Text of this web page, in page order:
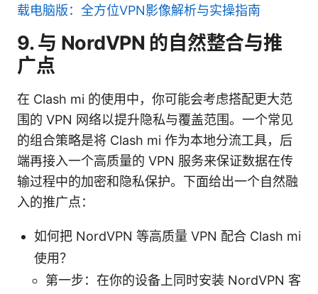
载电脑版：全方位VPN影像解析与实操指南
9. 与 NordVPN 的自然整合与推
广点
在 Clash mi 的使用中，你可能会考虑搭配更大范
围的 VPN 网络以提升隐私与覆盖范围。一个常见
的组合策略是将 Clash mi 作为本地分流工具，后
端再接入一个高质量的 VPN 服务来保证数据在传
输过程中的加密和隐私保护。下面给出一个自然融
入的推广点：
如何把 NordVPN 等高质量 VPN 配合 Clash mi
使用？
第一步：在你的设备上同时安装 NordVPN 客